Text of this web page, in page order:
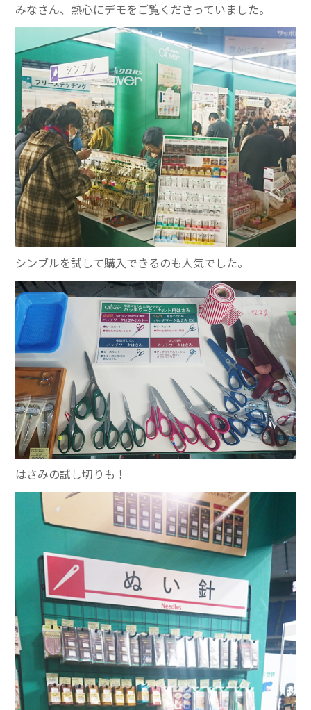
みなさん、熱心にデモをご覧くださっていました。
シンブルを試して購入できるのも人気でした。
はさみの試し切りも！